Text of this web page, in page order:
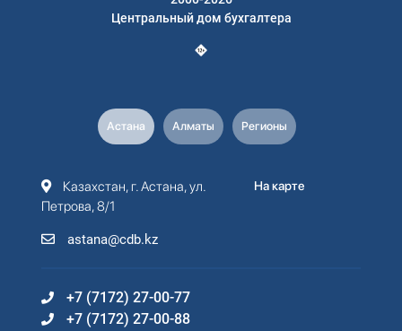
Центральный дом бухгалтера
Астана Алматы Регионы
Казахстан, г. Астана, ул.
Петрова, 8/1
astana@cdb.kz
На карте
+7 (7172) 27-00-77
+7 (7172) 27-00-88